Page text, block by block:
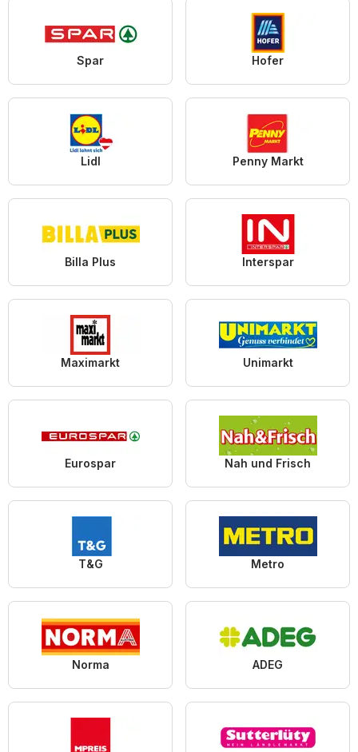
Spar Hofer
Lidl Penny Markt
Billa Plus Interspar
Maximarkt Unimarkt
Eurospar Nah und Frisch
T&G Metro
Norma ADEG